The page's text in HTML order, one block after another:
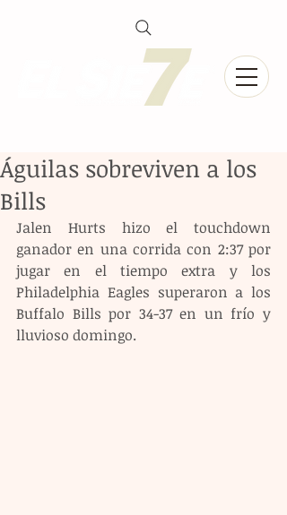
Águilas sobreviven a los
Bills
Jalen Hurts hizo el touchdown
ganador en una corrida con 2:37 por
jugar en el tiempo extra y los
Philadelphia Eagles superaron a los
Buffalo Bills por 34-37 en un frío y
lluvioso domingo.